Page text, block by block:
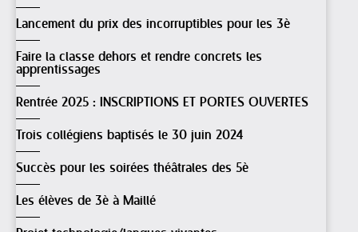
Lancement du prix des incorruptibles pour les 3è
Faire la classe dehors et rendre concrets les
apprentissages
Rentrée 2025 : INSCRIPTIONS ET PORTES OUVERTES
Trois collégiens baptisés le 30 juin 2024
Succès pour les soirées théâtrales des 5è
Les élèves de 3è à Maillé